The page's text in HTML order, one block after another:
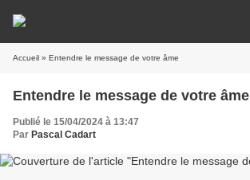
Accueil » Entendre le message de votre âme
Entendre le message de votre âme
Publié le 15/04/2024 à 13:47
Par Pascal Cadart